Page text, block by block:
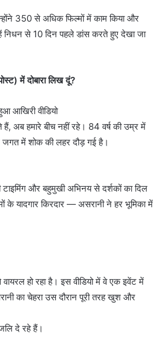
350 से अधिक फिल्मों में काम किया और
निधन से 10 दिन पहले डांस करते हुए देखा जा
में दोबारा लिख दूं?
आखिरी वीडियो
हैं, अब हमारे बीच नहीं रहे। 84 वर्ष की उम्र में
जगत में शोक की लहर दौड़ गई है।
और बहुमुखी अभिनय से दर्शकों का दिल
के यादगार किरदार — असरानी ने हर भूमिका में
हो रहा है। इस वीडियो में वे एक इवेंट में
का चेहरा उस दौरान पूरी तरह खुश और
दे रहे हैं।